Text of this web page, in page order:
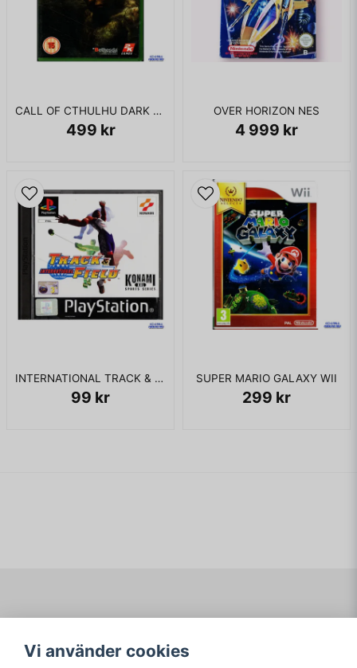
CALL OF CTHULHU DARK CORNERS OF THE EARTH XBOX
499 kr
OVER HORIZON NES
4 999 kr
INTERNATIONAL TRACK & FIELD PS1
99 kr
SUPER MARIO GALAXY WII
299 kr
Köpvillkor
Logga in
Vi använder cookies